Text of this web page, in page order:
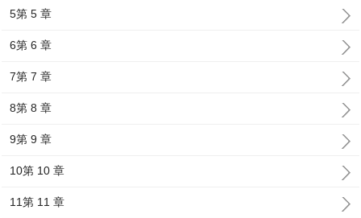
5第 5 章
6第 6 章
7第 7 章
8第 8 章
9第 9 章
10第 10 章
11第 11 章